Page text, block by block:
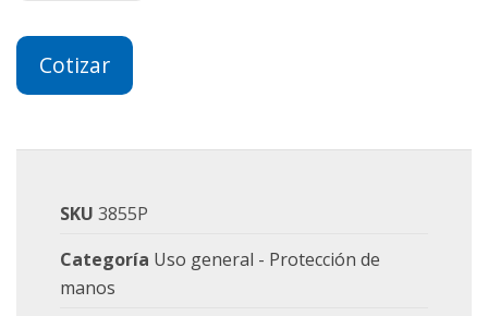
Cotizar
SKU 3855P
Categoría Uso general - Protección de
manos